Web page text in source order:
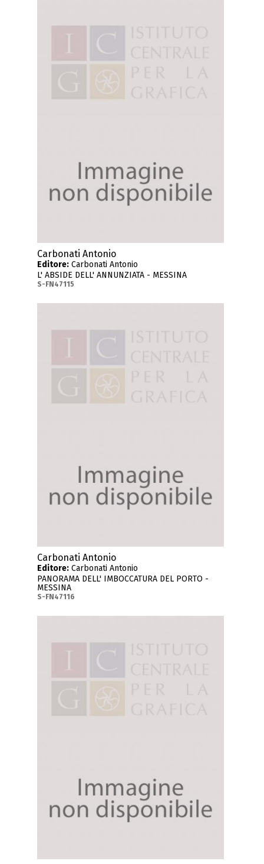
Carbonati Antonio
Editore: Carbonati Antonio
L' ABSIDE DELL' ANNUNZIATA - MESSINA
S-FN47115
Carbonati Antonio
Editore: Carbonati Antonio
PANORAMA DELL' IMBOCCATURA DEL PORTO -
MESSINA
S-FN47116